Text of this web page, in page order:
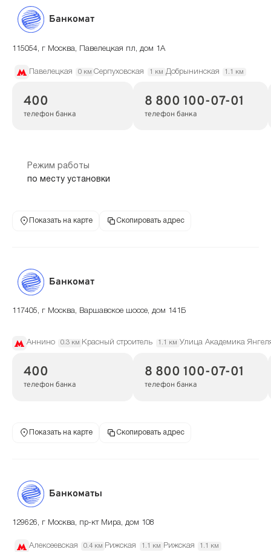
Банкомат
115054, г Москва, Павелецкая пл, дом 1А
Павелецкая 0 км Серпуховская 1 км Добрынинская 1.1 км
400
телефон банка
8 800 100-07-01
телефон банка
Режим работы
по месту установки
Показать на карте Скопировать адрес
Банкомат
117405, г Москва, Варшавское шоссе, дом 141Б
Аннино 0.3 км Красный строитель 1.1 км Улица Академика
400
телефон банка
8 800 100-07-01
телефон банка
Показать на карте Скопировать адрес
Банкоматы
129626, г Москва, пр-кт Мира, дом 108
Алексеевская 0.4 км Рижская 1.1 км Рижская 1.1 км